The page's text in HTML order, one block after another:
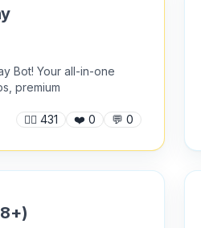
Модерация и антиспам
Bot! Your all-in-one
premium
🙍‍♂️ 431 ❤️ 0 💬 0